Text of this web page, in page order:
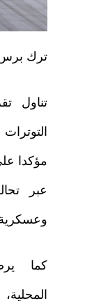
ترك
تناول
مؤكدا
عبر
كما